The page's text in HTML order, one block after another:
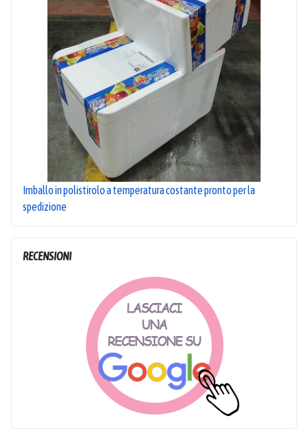
Imballo in polistirolo a temperatura costante pronto per la
spedizione
RECENSIONI